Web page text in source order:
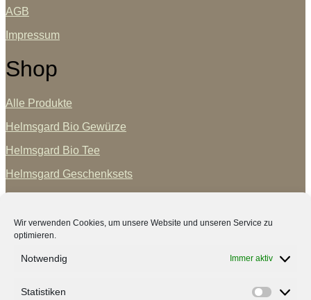
Wir verwenden Cookies, um unsere Website und unseren Service zu
optimieren.
Notwendig Immer aktiv
Statistiken
AGB
Impressum
Shop
Alle Produkte
Helmsgard Bio Gewürze
Helmsgard Bio Tee
Helmsgard Geschenksets
GrünTrend
Über Mich